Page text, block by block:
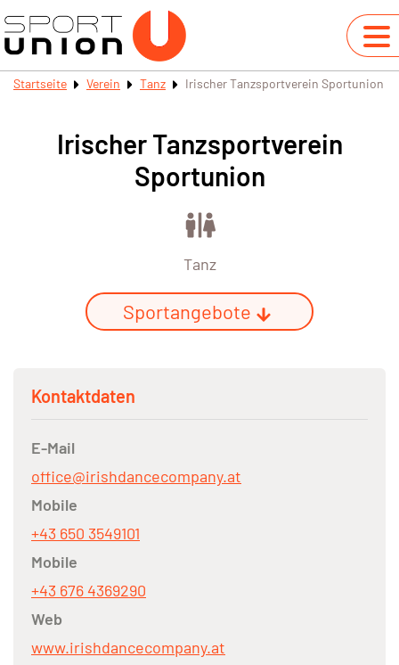
Startseite Verein Tanz Irischer Tanzsportverein Sportunion
Irischer Tanzsportverein
Sportunion
Tanz
Sportangebote
Kontaktdaten
E-Mail
office@irishdancecompany.at
Mobile
+43 650 3549101
Mobile
+43 676 4369290
Web
www.irishdancecompany.at